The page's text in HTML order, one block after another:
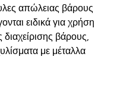
απώλειας βάρους
ειδικά για χρήση
βάρους,
με μέταλλα